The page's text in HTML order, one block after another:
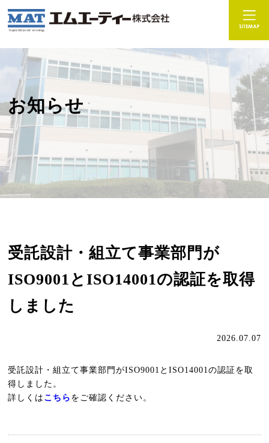
お知らせ
受託設計・組立て事業部門が
ISO9001とISO14001の認証を取得
しました
2026.07.07
受託設計・組立て事業部門がISO9001とISO14001の認証を取
得しました。
詳しくは こちら をご確認ください。